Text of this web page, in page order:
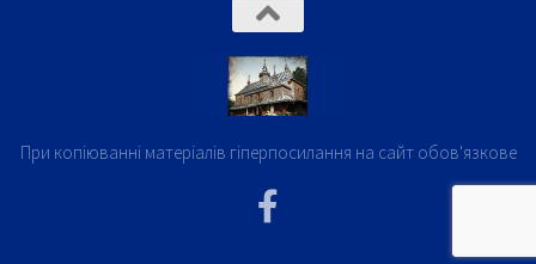
При копіюванні матеріалів гіперпосилання на сайт обов'язкове